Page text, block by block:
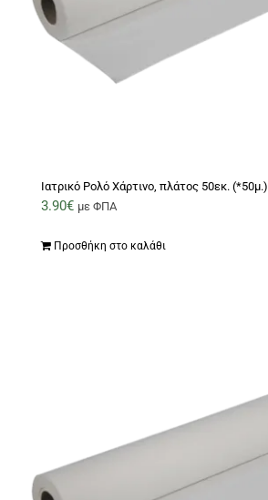
Ιατρικό Ρολό Χάρτινο, πλάτος 50εκ. (*50μ.)
3.90€ με ΦΠΑ
Προσθήκη στο καλάθι